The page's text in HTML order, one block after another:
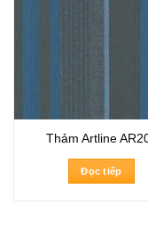
Thảm Artline
Đọc tiếp